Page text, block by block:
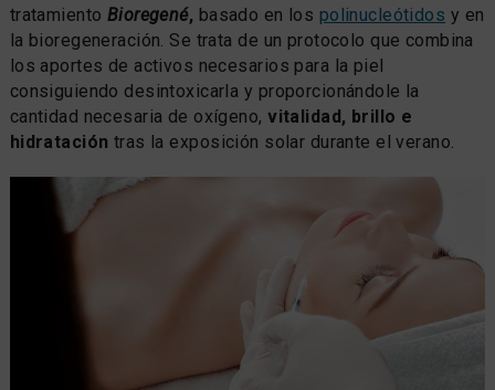
tratamiento Bioregené, basado en los polinucleótidos y en
la bioregeneración. Se trata de un protocolo que combina
los aportes de activos necesarios para la piel
consiguiendo desintoxicarla y proporcionándole la
cantidad necesaria de oxígeno,vitalidad, brillo e
hidratación tras la exposición solar durante el verano.